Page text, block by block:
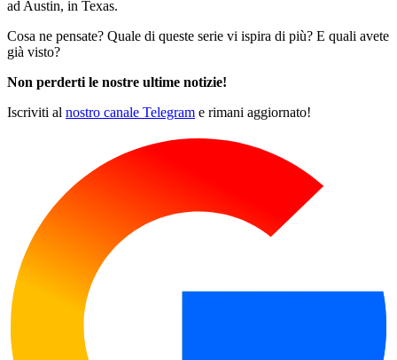
ad Austin, in Texas.
Cosa ne pensate? Quale di queste serie vi ispira di più? E quali avete
già visto?
Non perderti le nostre ultime notizie!
Iscriviti al nostro canale Telegram e rimani aggiornato!